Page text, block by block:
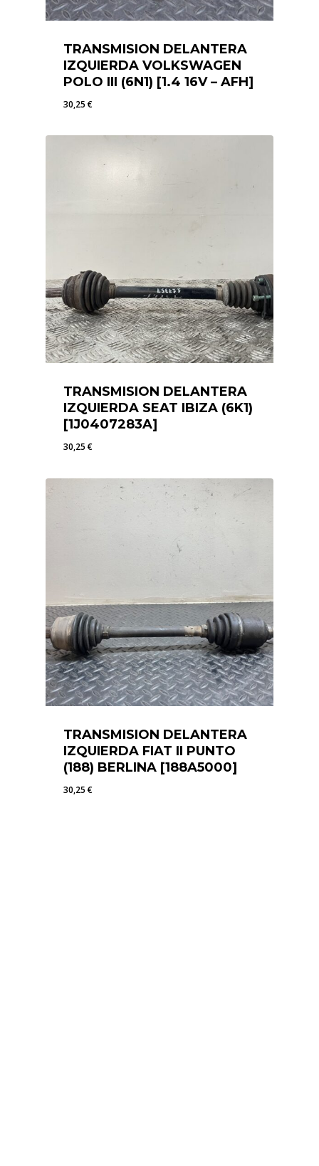
TRANSMISION DELANTERA
IZQUIERDA VOLKSWAGEN
POLO III (6N1) [1.4 16V – AFH]
30,25€
TRANSMISION DELANTERA
IZQUIERDA SEAT IBIZA (6K1)
[1J0407283A]
30,25€
TRANSMISION DELANTERA
IZQUIERDA FIAT II PUNTO
(188) BERLINA [188A5000]
30,25€